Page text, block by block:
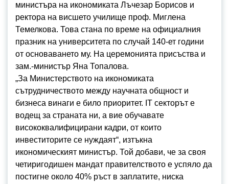
министъра на икономиката Лъчезар Борисов и
ректора на висшето училище проф. Миглена
Темелкова. Това стана по време на официалния
празник на университета по случай 140-ет години
от основаването му. На церемонията присъства и
зам.-министър Яна Топалова.
„За Министерството на икономиката
сътрудничеството между научната общност и
бизнеса винаги е било приоритет. IT секторът е
водещ за страната ни, а вие обучавате
висококвалифицирани кадри, от които
инвеститорите се нуждаят“, изтъкна
икономическият министър. Той добави, че за своя
четиригодишен мандат правителството е успяло да
постигне около 40% ръст в заплатите, ниска